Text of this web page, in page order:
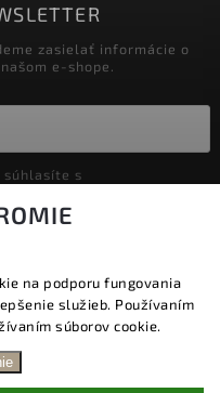
na podporu fungovania
služieb. Používaním
súborov cookie.
V
BEZPLATNÁ
PRVÝ NÁKUP
zasielať informácie o
e-shope.
Všetky práva vyhradené.
cookies
Shoptak.cz.